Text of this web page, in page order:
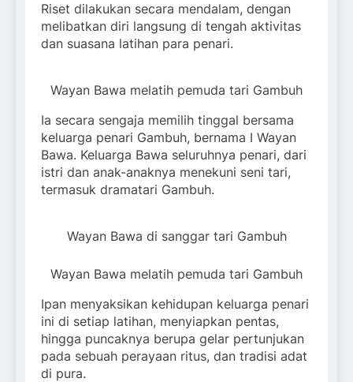
Riset dilakukan secara mendalam, dengan
melibatkan diri langsung di tengah aktivitas
dan suasana latihan para penari.
Wayan Bawa melatih pemuda tari Gambuh
Ia secara sengaja memilih tinggal bersama
keluarga penari Gambuh, bernama I Wayan
Bawa. Keluarga Bawa seluruhnya penari, dari
istri dan anak-anaknya menekuni seni tari,
termasuk dramatari Gambuh.
Wayan Bawa di sanggar tari Gambuh
Wayan Bawa melatih pemuda tari Gambuh
Ipan menyaksikan kehidupan keluarga penari
ini di setiap latihan, menyiapkan pentas,
hingga puncaknya berupa gelar pertunjukan
pada sebuah perayaan ritus, dan tradisi adat
di pura.